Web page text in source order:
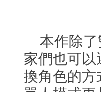
本作除
家們也可
換角色的